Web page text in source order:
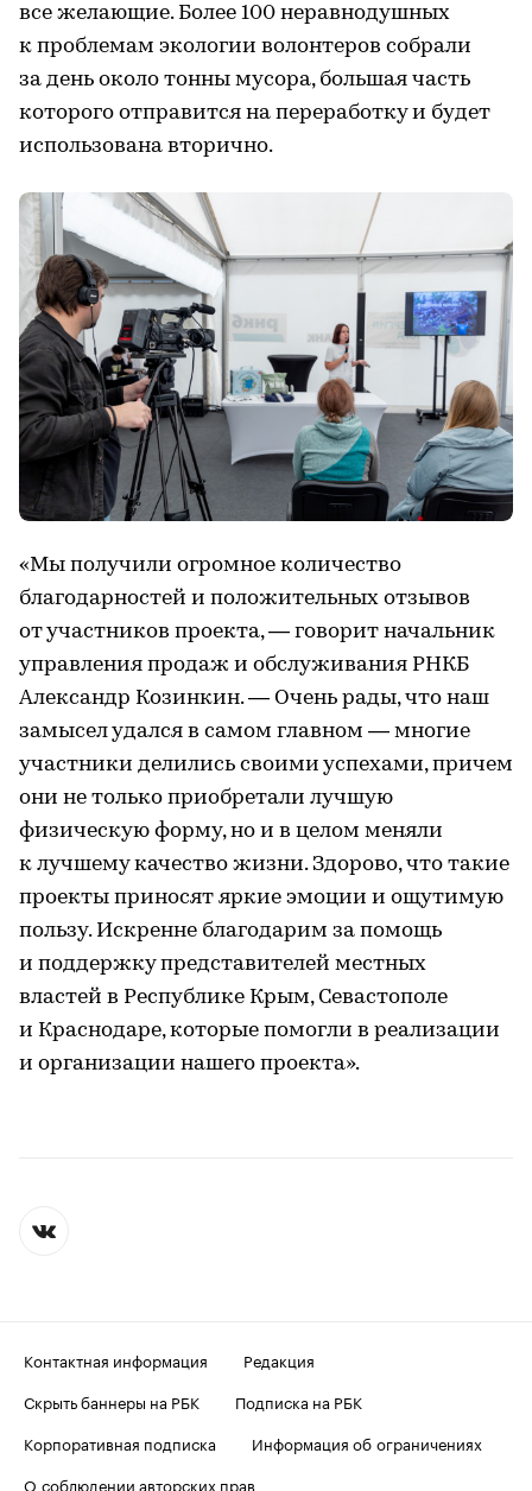
все желающие. Более 100 неравнодушных
к проблемам экологии волонтеров собрали
за день около тонны мусора, большая часть
которого отправится на переработку и будет
использована вторично.
«Мы получили огромное количество
благодарностей и положительных отзывов
от участников проекта, — говорит начальник
управления продаж и обслуживания РНКБ
Александр Козинкин. — Очень рады, что наш
замысел удался в самом главном — многие
участники делились своими успехами, причем
они не только приобретали лучшую
физическую форму, но и в целом меняли
к лучшему качество жизни. Здорово, что такие
проекты приносят яркие эмоции и ощутимую
пользу. Искренне благодарим за помощь
и поддержку представителей местных
властей в Республике Крым, Севастополе
и Краснодаре, которые помогли в реализации
и организации нашего проекта».
Контактная информация
Редакция
Скрыть баннеры на РБК
Подписка на РБК
Корпоративная подписка
Информация об ограничениях
О соблюдении авторских прав